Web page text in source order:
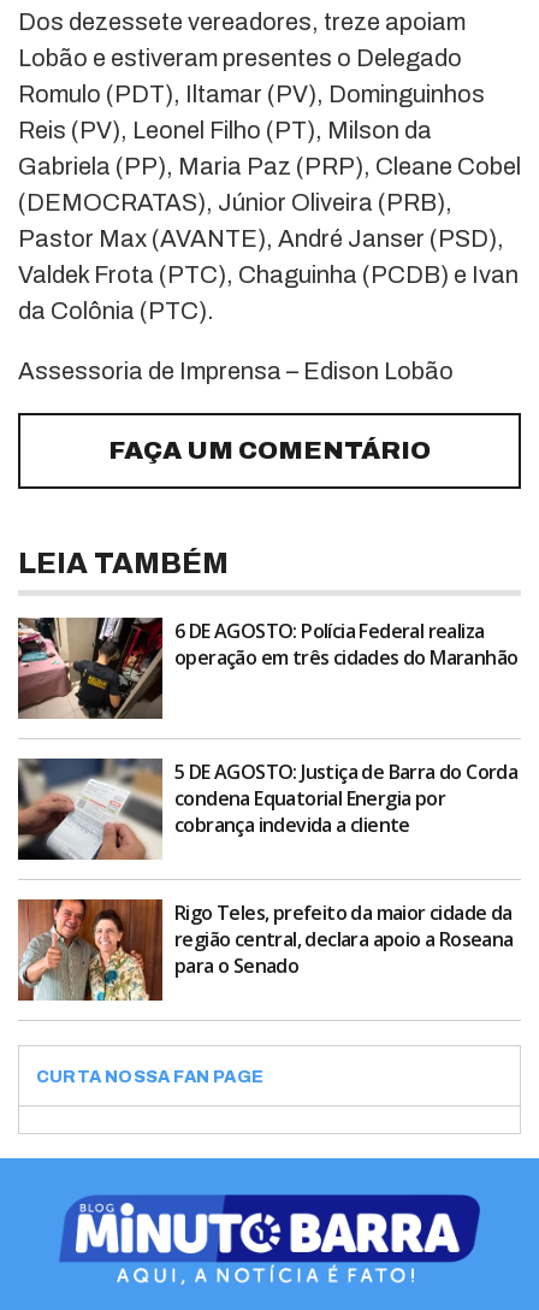
Dos dezessete vereadores, treze apoiam
Lobão e estiveram presentes o Delegado
Romulo (PDT), Iltamar (PV), Dominguinhos
Reis (PV), Leonel Filho (PT), Milson da
Gabriela (PP), Maria Paz (PRP), Cleane Cobel
(DEMOCRATAS), Júnior Oliveira (PRB),
Pastor Max (AVANTE), André Janser (PSD),
Valdek Frota (PTC), Chaguinha (PCDB) e Ivan
da Colônia (PTC).
Assessoria de Imprensa – Edison Lobão
FAÇA UM COMENTÁRIO
LEIA TAMBÉM
6 DE AGOSTO: Polícia Federal realiza
operação em três cidades do Maranhão
5 DE AGOSTO: Justiça de Barra do Corda
condena Equatorial Energia por
cobrança indevida a cliente
Rigo Teles, prefeito da maior cidade da
região central, declara apoio a Roseana
para o Senado
CURTA NOSSA FAN PAGE